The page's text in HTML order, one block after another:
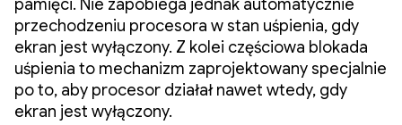
pamięci. Nie zapobiega jednak automatycznie
przechodzeniu procesora w stan uśpienia, gdy
ekran jest wyłączony. Z kolei częściowa blokada
uśpienia to mechanizm zaprojektowany specjalnie
po to, aby procesor działał nawet wtedy, gdy
ekran jest wyłączony.